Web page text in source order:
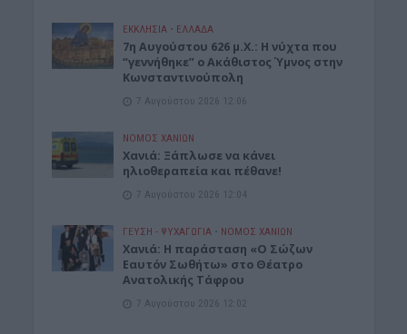
ΕΚΚΛΗΣΙΑ • ΕΛΛΑΔΑ
7η Αυγούστου 626 μ.Χ.: Η νύχτα που
“γεννήθηκε” ο Ακάθιστος Ύμνος στην
Κωνσταντινούπολη
7 Αυγούστου 2026 12:06
ΝΟΜΌΣ ΧΑΝΊΩΝ
Χανιά: Ξάπλωσε να κάνει
ηλιοθεραπεία και πέθανε!
7 Αυγούστου 2026 12:04
ΓΕΎΣΗ - ΨΥΧΑΓΩΓΊΑ • ΝΟΜΌΣ ΧΑΝΊΩΝ
Χανιά: Η παράσταση «Ο Σώζων
Εαυτόν Σωθήτω» στο Θέατρο
Ανατολικής Τάφρου
7 Αυγούστου 2026 12:02